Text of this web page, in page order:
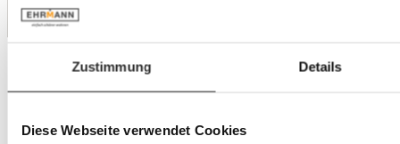
Zustimmung Details
Diese Webseite verwendet Cookies